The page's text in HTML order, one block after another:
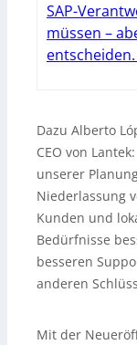
SAP-
müssen –
entscheiden.
Dazu Alberto
CEO von
unserer
Niederlassung
Kunden und
Bedürfnisse
besseren
anderen
Mit der